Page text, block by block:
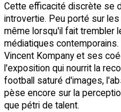
Cette efficacité discrète se
introvertie. Peu porté sur
même lorsqu'il fait trembler
médiatiques
Vincent Kompany et ses
l'exposition qui nourrit la
football saturé d'images,
pèse encore sur la
que pétri de talent.